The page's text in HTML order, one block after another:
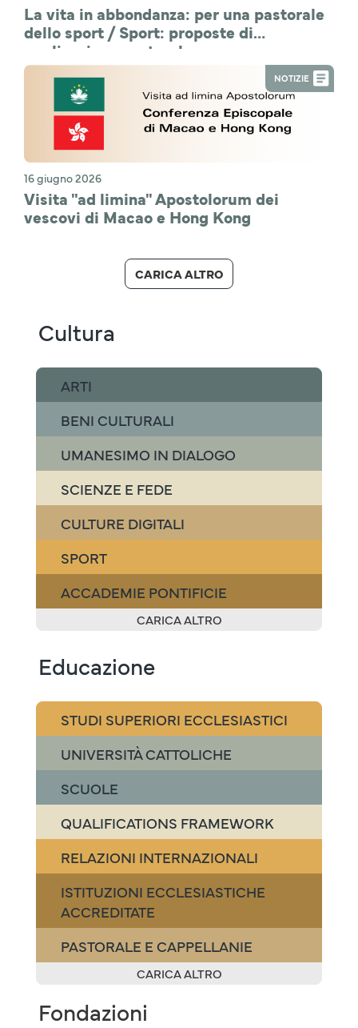
La vita in abbondanza: per una pastorale
dello sport / Sport: proposte di
applicazione pastorale
NOTIZIE
16 giugno 2026
Visita "ad limina" Apostolorum dei
vescovi di Macao e Hong Kong
CARICA ALTRO
Cultura
ARTI
BENI CULTURALI
UMANESIMO IN DIALOGO
SCIENZE E FEDE
CULTURE DIGITALI
SPORT
ACCADEMIE PONTIFICIE
CARICA ALTRO
Educazione
STUDI SUPERIORI ECCLESIASTICI
UNIVERSITÀ CATTOLICHE
SCUOLE
QUALIFICATIONS FRAMEWORK
RELAZIONI INTERNAZIONALI
ISTITUZIONI ECCLESIASTICHE
ACCREDITATE
PASTORALE E CAPPELLANIE
CARICA ALTRO
Fondazioni